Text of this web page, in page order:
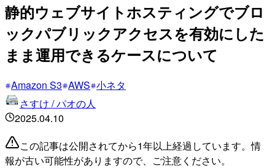
静的ウェブサイトホスティングでブロ
ックパブリックアクセスを有効にした
まま運用できるケースについて
Amazon S3 AWS 小ネタ
さすけ / パオの人
2025.04.10
この記事は公開されてから1年以上経過しています。情
報が古い可能性がありますので、ご注意ください。